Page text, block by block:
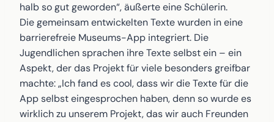
halb so gut geworden“, äußerte eine Schülerin.
Die gemeinsam entwickelten Texte wurden in eine
barrierefreie Museums-App integriert. Die
Jugendlichen sprachen ihre Texte selbst ein – ein
Aspekt, der das Projekt für viele besonders greifbar
machte: „Ich fand es cool, dass wir die Texte für die
App selbst eingesprochen haben, denn so wurde es
wirklich zu unserem Projekt, das wir auch Freunden